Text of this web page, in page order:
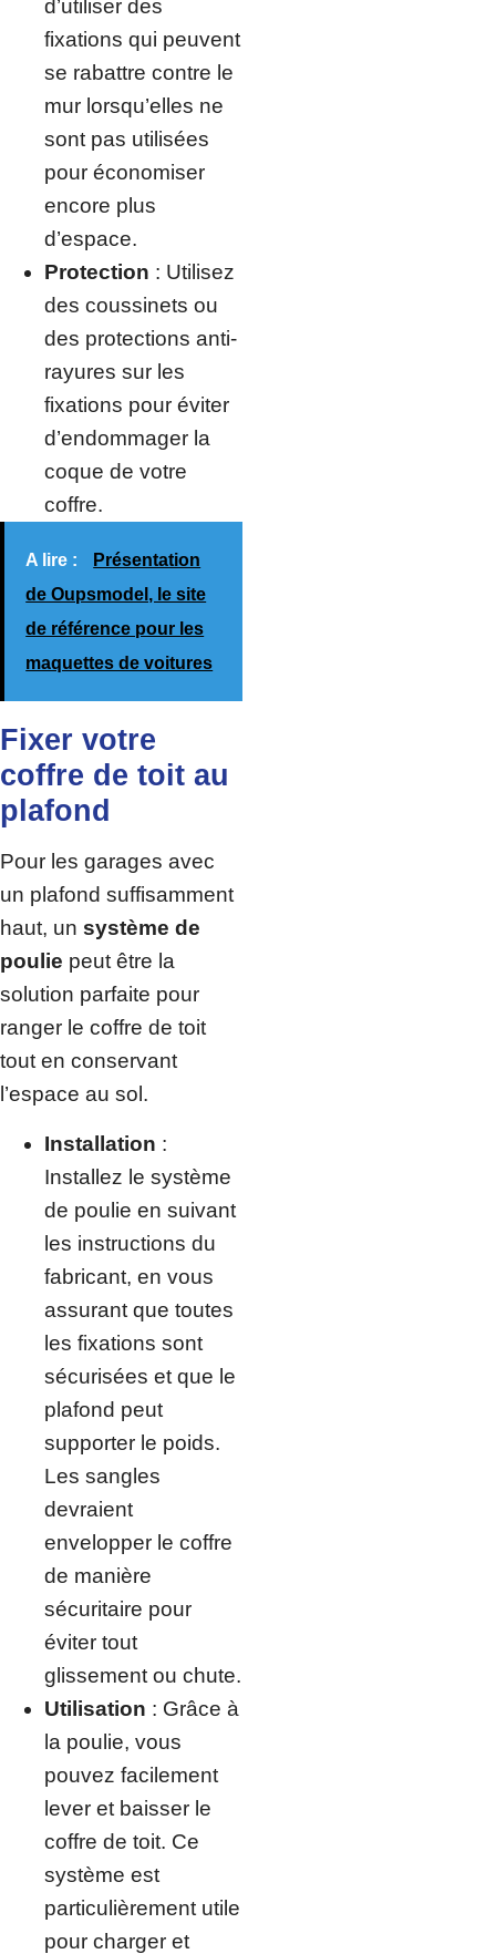
d’utiliser des
fixations qui peuvent
se rabattre contre le
mur lorsqu’elles ne
sont pas utilisées
pour économiser
encore plus
d’espace.
Protection : Utilisez
des coussinets ou
des protections anti-
rayures sur les
fixations pour éviter
d’endommager la
coque de votre
coffre.
A lire :
Présentation
de Oupsmodel, le site
de référence pour les
maquettes de voitures
Fixer votre
coffre de toit au
plafond
Pour les garages avec
un plafond suffisamment
haut, un système de
poulie peut être la
solution parfaite pour
ranger le coffre de toit
tout en conservant
l’espace au sol.
Installation :
Installez le système
de poulie en suivant
les instructions du
fabricant, en vous
assurant que toutes
les fixations sont
sécurisées et que le
plafond peut
supporter le poids.
Les sangles
devraient
envelopper le coffre
de manière
sécuritaire pour
éviter tout
glissement ou chute.
Utilisation : Grâce à
la poulie, vous
pouvez facilement
lever et baisser le
coffre de toit. Ce
système est
particulièrement utile
pour charger et